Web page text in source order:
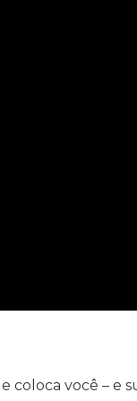
coloca você – e